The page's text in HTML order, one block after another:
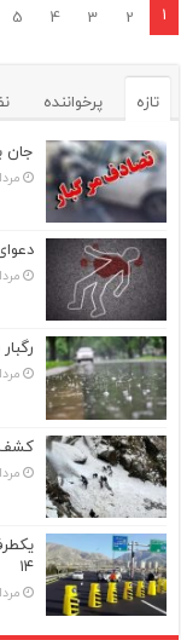
1
2
3
4
5
تازه پرخواننده
جان
مرداد
مرداد
مرداد
کشف
مرداد
۱۴
مرداد